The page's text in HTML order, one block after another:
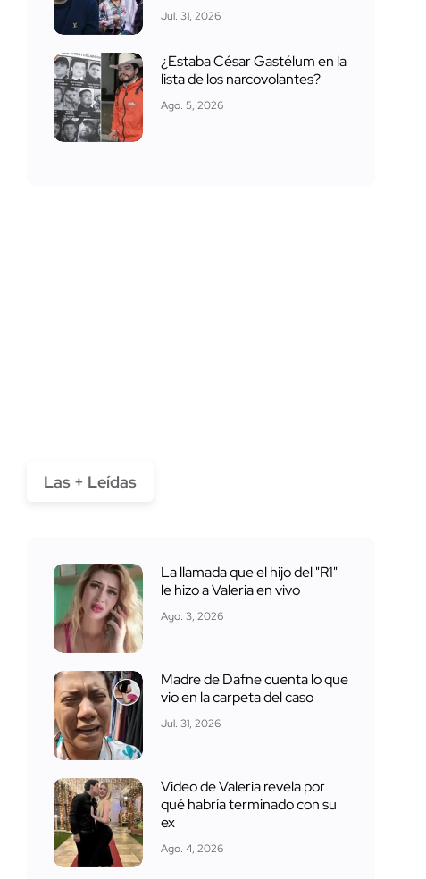
Jul. 31, 2026
¿Estaba César Gastélum en la
lista de los narcovolantes?
Ago. 5, 2026
Las + Leídas
La llamada que el hijo del "R1"
le hizo a Valeria en vivo
Ago. 3, 2026
Madre de Dafne cuenta lo que
vio en la carpeta del caso
Jul. 31, 2026
Video de Valeria revela por
qué habría terminado con su
ex
Ago. 4, 2026